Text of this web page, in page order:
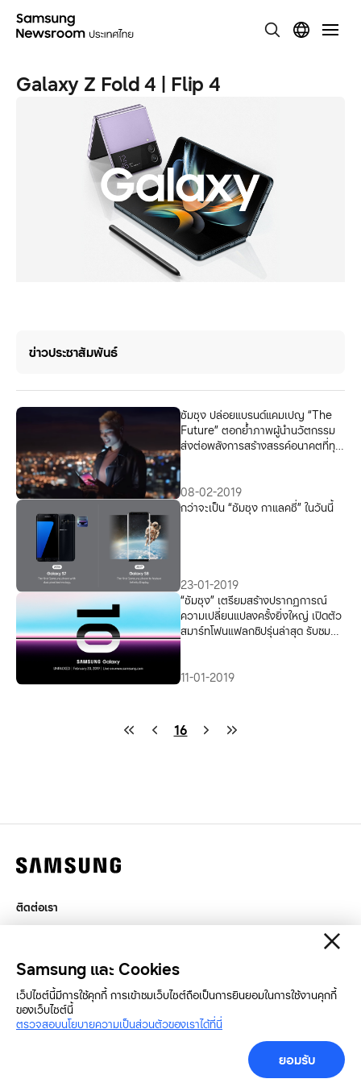
Galaxy Z Fold 4 | Flip 4
ข่าวประชาสัมพันธ์
ซัมซุง ปล่อยแบรนด์แคมเปญ “The
Future” ตอกย้ำภาพผู้นำนวัตกรรม
ส่งต่อพลังการสร้างสรรค์อนาคตที่ทุก
08-02-2019
กว่าจะเป็น “ซัมซุง กาแลคซี่” ในวันนี้
23-01-2019
“ซัมซุง” เตรียมสร้างปรากฏการณ์
ความเปลี่ยนแปลงครั้งยิ่งใหญ่ เปิดตัว
สมาร์ทโฟนแฟลกชิปรุ่นล่าสุด รับชม
11-01-2019
16
เครื่องมือสำหรับสื่อมวลชน
ติดต่อเรา
SAMSUNG.COM
Copyright© SAMSUNG All Rights Reserved.
Samsung และ Cookies
เว็ปไซต์นี้มีการใช้คุกกี้ การเข้าชมเว็บไซต์ถือเป็นการยินยอมในการใช้งานคุกกี้
ของเว็บไซต์นี้
ตรวจสอบนโยบายความเป็นส่วนตัวของเราได้ที่นี่
ยอมรับ